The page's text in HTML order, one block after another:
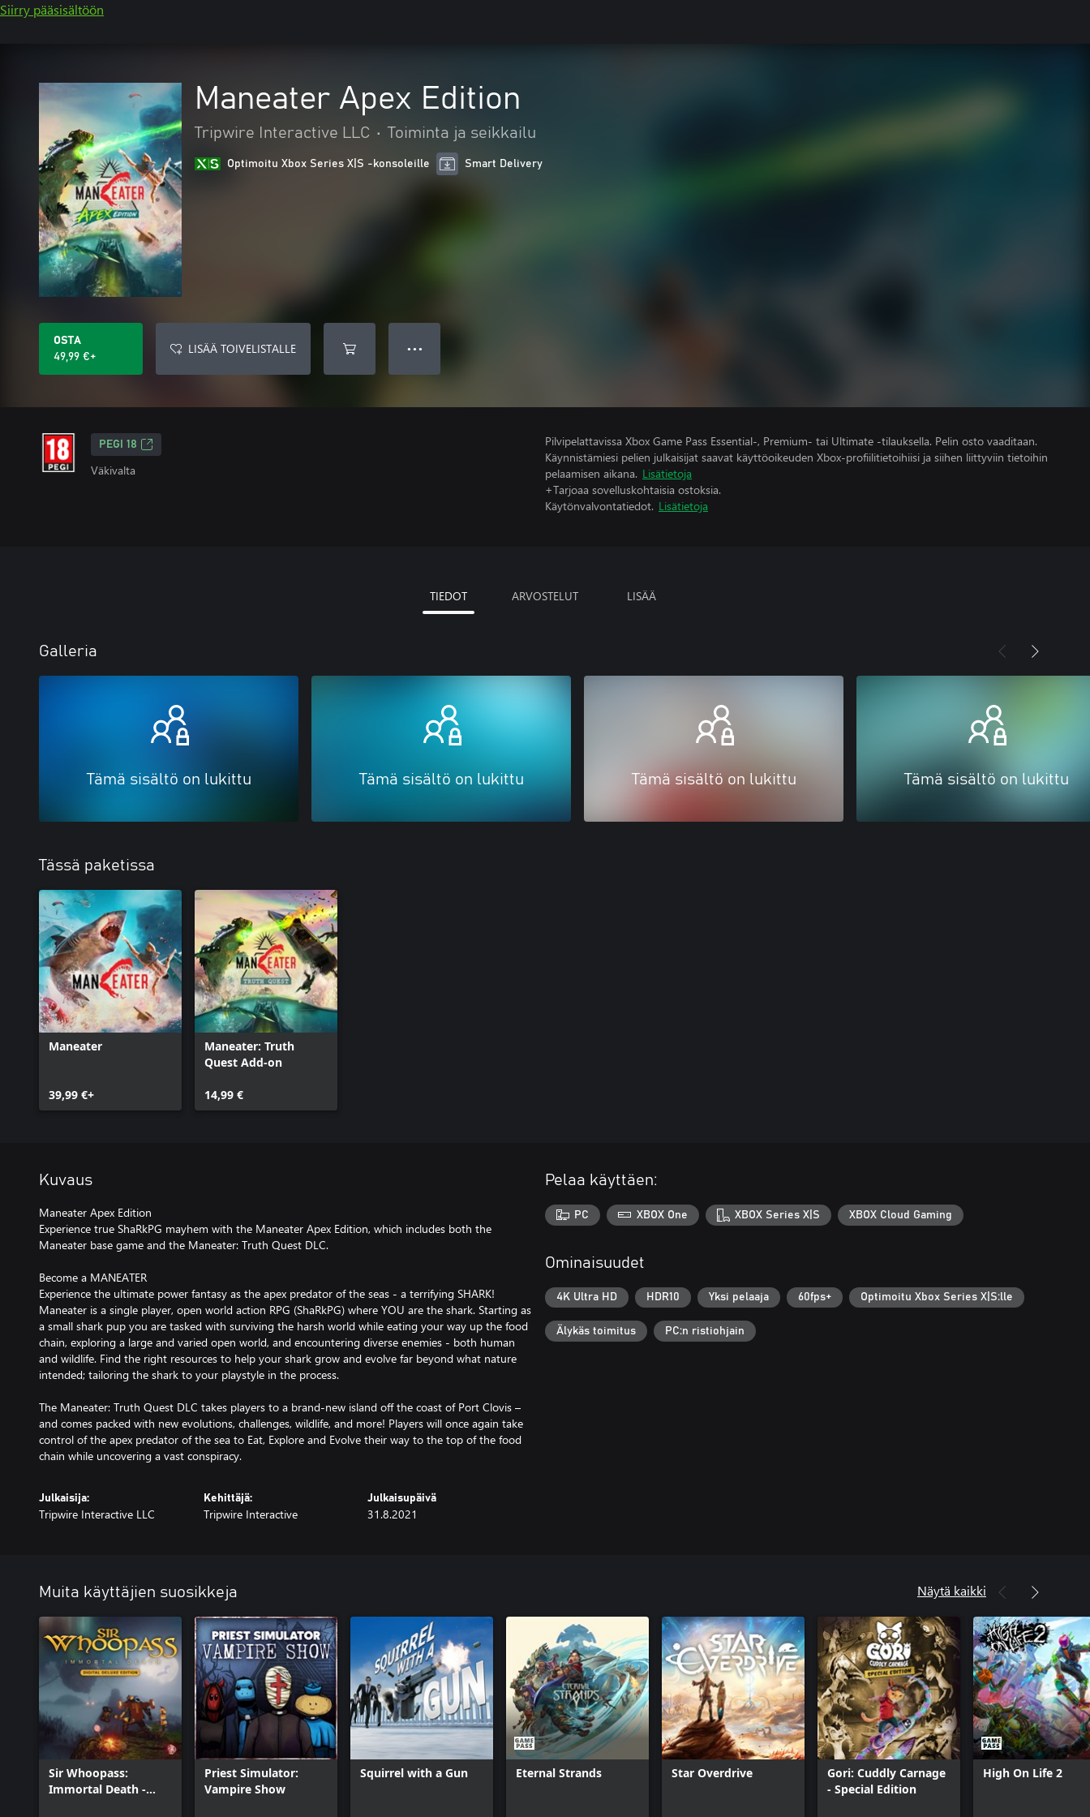
Siirry pääsisältöön
Maneater Apex Edition
Tripwire Interactive LLC • Toiminta ja seikkailu
Optimoitu Xbox Series X|S -konsoleille Smart Delivery
OSTA
49,99 €+
LISÄÄ TOIVELISTALLE ● ● ●
PEGI 18
Väkivalta
Pilvipelattavissa Xbox Game Pass Essential-, Premium- tai Ultimate -tilauksella. Pelin osto vaaditaan.
Käynnistämiesi pelien julkaisijat saavat käyttöoikeuden Xbox-profiilitietoihiisi ja siihen liittyviin tietoihin
pelaamisen aikana. Lisätietoja
+Tarjoaa sovelluskohtaisia ostoksia.
Käytönvalvontatiedot. Lisätietoja
TIEDOT ARVOSTELUT LISÄÄ
Galleria
Tämä sisältö on lukittu Tämä sisältö on lukittu Tämä sisältö on lukittu Tämä sisältö on lukittu
Tässä paketissa
Maneater
39,99 €+
Maneater: Truth
Quest Add-on
14,99 €
Kuvaus
Maneater Apex Edition
Experience true ShaRkPG mayhem with the Maneater Apex Edition, which includes both the
Maneater base game and the Maneater: Truth Quest DLC.
Become a MANEATER
Experience the ultimate power fantasy as the apex predator of the seas - a terrifying SHARK!
Maneater is a single player, open world action RPG (ShaRkPG) where YOU are the shark. Starting as
a small shark pup you are tasked with surviving the harsh world while eating your way up the food
chain, exploring a large and varied open world, and encountering diverse enemies - both human
and wildlife. Find the right resources to help your shark grow and evolve far beyond what nature
intended; tailoring the shark to your playstyle in the process.
The Maneater: Truth Quest DLC takes players to a brand-new island off the coast of Port Clovis –
and comes packed with new evolutions, challenges, wildlife, and more! Players will once again take
control of the apex predator of the sea to Eat, Explore and Evolve their way to the top of the food
Julkaisija:
Tripwire Interactive LLC
Kehittäjä:
Tripwire Interactive
Julkaisupäivä
31.8.2021
Pelaa käyttäen:
PC XBOX One XBOX Series X|S XBOX Cloud Gaming
Ominaisuudet
4K Ultra HD HDR10 Yksi pelaaja 60fps+ Optimoitu Xbox Series X|S:lle
Älykäs toimitus PC:n ristiohjain
Muita käyttäjien suosikkeja Näytä kaikki
Sir Whoopass:
Immortal Death -
Priest Simulator:
Vampire Show
Squirrel with a Gun Eternal Strands Star Overdrive
Gori: Cuddly Carnage
- Special Edition
High On Life 2